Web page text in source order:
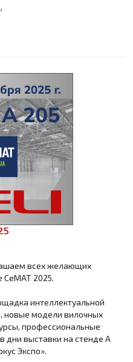
всех желающих
СеМАТ 2025.
интеллектуальной
новые модели вилочных
профессиональные
дни выставки на стенде А
Экспо».